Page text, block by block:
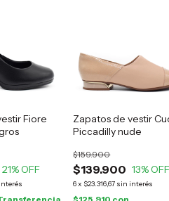
Fiore
21% OFF
Zapatos de vestir
Piccadilly nude
$139.900
$159.900
13% OFF
6x $23.316,67 sin interés